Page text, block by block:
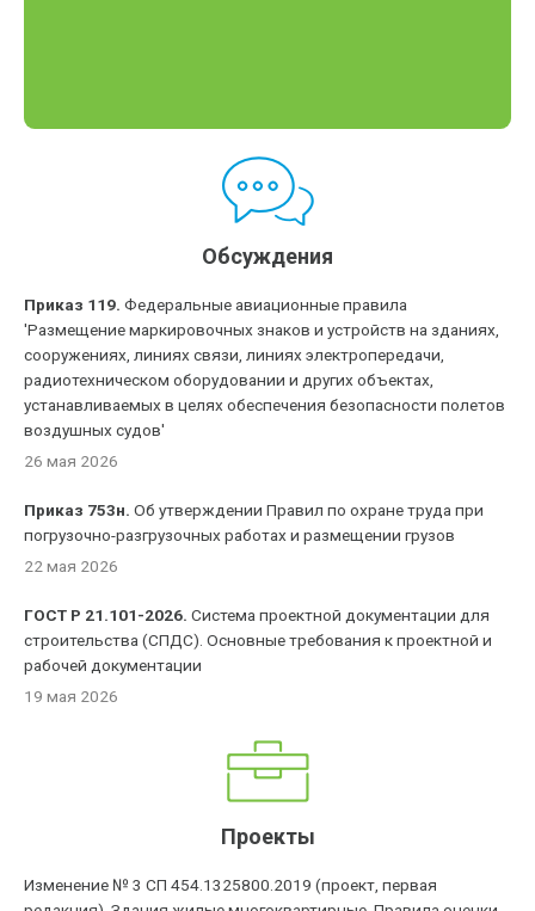
Обсуждения
Приказ 119. Федеральные авиационные правила
'Размещение маркировочных знаков и устройств на зданиях,
сооружениях, линиях связи, линиях электропередачи,
радиотехническом оборудовании и других объектах,
устанавливаемых в целях обеспечения безопасности полетов
воздушных судов'
26 мая 2026
Приказ 753н. Об утверждении Правил по охране труда при
погрузочно-разгрузочных работах и размещении грузов
22 мая 2026
ГОСТ Р 21.101-2026. Система проектной документации для
строительства (СПДС). Основные требования к проектной и
рабочей документации
19 мая 2026
Проекты
Изменение № 3 СП 454.1325800.2019 (проект, первая